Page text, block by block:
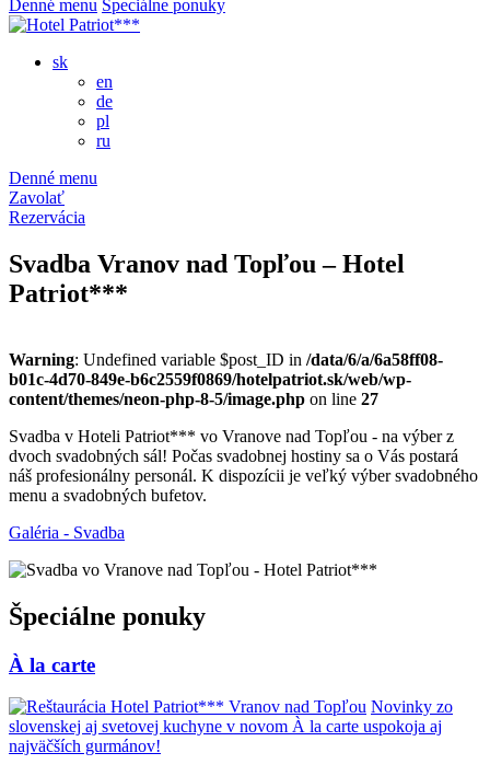
Denné menu Špeciálne ponuky
sk
en
de
pl
ru
Denné menu
Zavolať
Rezervácia
Svadba Vranov nad Topľou – Hotel
Patriot***
Warning: Undefined variable $post_ID in /data/6/a/6a58ff08-
b01c-4d70-849e-b6c2559f0869/hotelpatriot.sk/web/wp-
content/themes/neon-php-8-5/image.php on line 27
Svadba v Hoteli Patriot*** vo Vranove nad Topľou - na výber z
dvoch svadobných sál! Počas svadobnej hostiny sa o Vás postará
náš profesionálny personál. K dispozícii je veľký výber svadobného
menu a svadobných bufetov.
Galéria - Svadba
Špeciálne ponuky
À la carte
Novinky zo
slovenskej aj svetovej kuchyne v novom À la carte uspokoja aj
najväčších gurmánov!